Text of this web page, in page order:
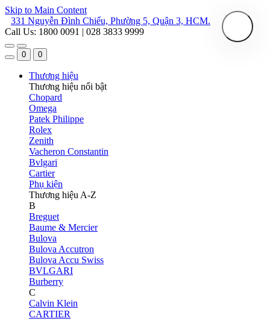
Skip to Main Content
331 Nguyễn Đình Chiểu, Phường 5, Quận 3, HCM.
Call Us: 1800 0091 | 028 3833 9999
0 0
Thương hiệu
Thương hiệu nổi bật
Chopard
Omega
Patek Philippe
Rolex
Zenith
Vacheron Constantin
Bvlgari
Cartier
Phụ kiện
Thương hiệu A-Z
B
Breguet
Baume & Mercier
Bulova
Bulova Accutron
Bulova Accu Swiss
BVLGARI
Burberry
C
Calvin Klein
CARTIER